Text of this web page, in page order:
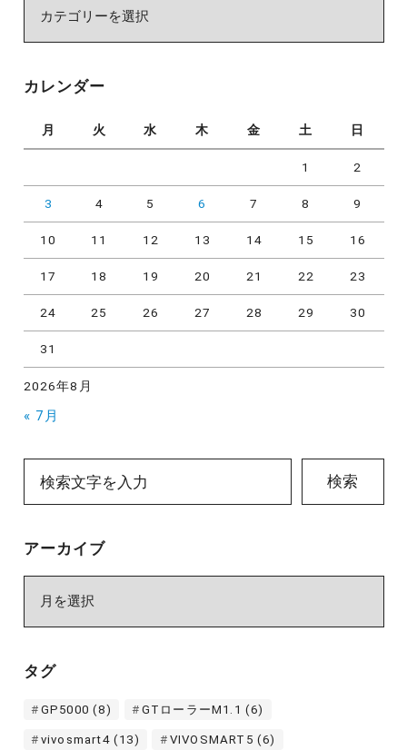
ー
カレンダー
2026年8月
月 火 水 木 金 土 日
1 2
3 4 5 6 7 8 9
10 11 12 13 14 15 16
17 18 19 20 21 22 23
24 25 26 27 28 29 30
31
« 7月
検索
アーカイブ
ブ
タグ
GP5000 (8) GTローラーM1.1 (6)
vivosmart4(13) VIVOSMART5 (6)